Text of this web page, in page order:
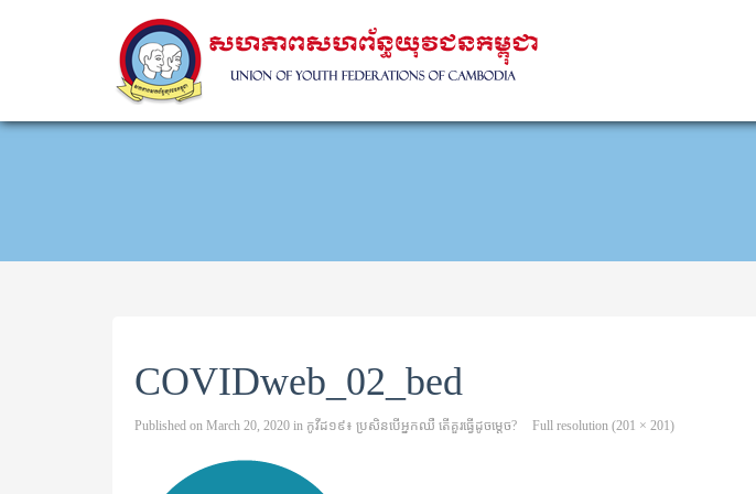
COVIDweb_02_bed
Published on March 20, 2020 in កូវីដ១៩៖ ប្រសិនបើអ្នកឈឺ តើគួរធ្វើដូចម្តេច? Full resolution (201 × 201)